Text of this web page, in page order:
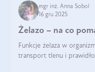
mgr inż. Anna Sobol
16 gru 2025
Żelazo – na co
Funkcje żelaza w
transport tlenu i